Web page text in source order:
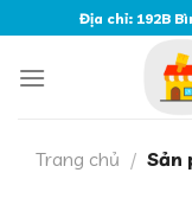
to
content
Địa chỉ: 192B
Trang chủ / Sản